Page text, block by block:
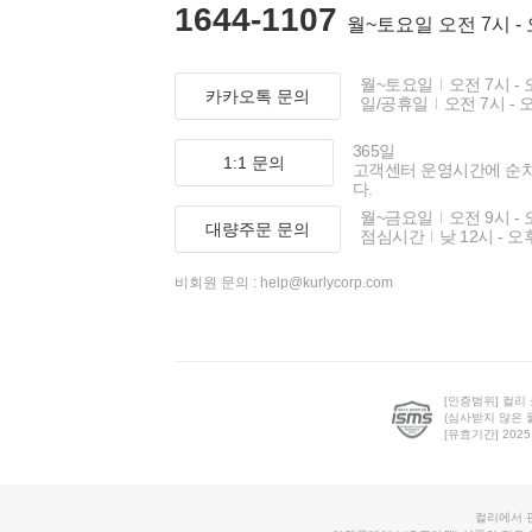
1644-1107 월~토요일 오전 7시 -
카카오톡 문의
월~토요일
오전 7시 -
일/공휴일
오전 7시 -
1:1 문의
365일
고객센터 운영시간에 순
다.
대량주문 문의
월~금요일
오전 9시 -
점심시간
낮 12시 - 오
비회원 문의 : help@kurlycorp.com
[인증범위] 컬리
(심사받지 않은
[유효기간]
컬리에서